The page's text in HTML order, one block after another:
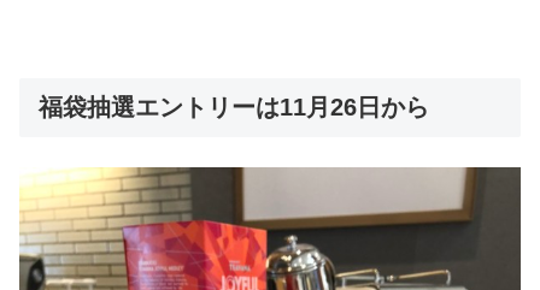
福袋抽選エントリーは11月26日から